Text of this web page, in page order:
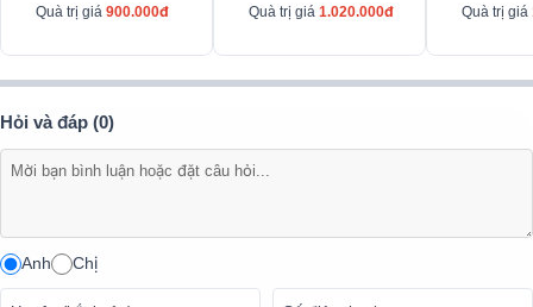
Quà trị giá 900.000đ Quà trị giá1.020.000đ Quà trị giá
Hỏi và đáp (0)
Anh Chị